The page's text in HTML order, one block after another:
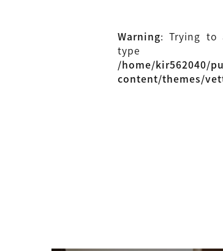
Warning: Trying to
/home/kir562040/
content/themes/